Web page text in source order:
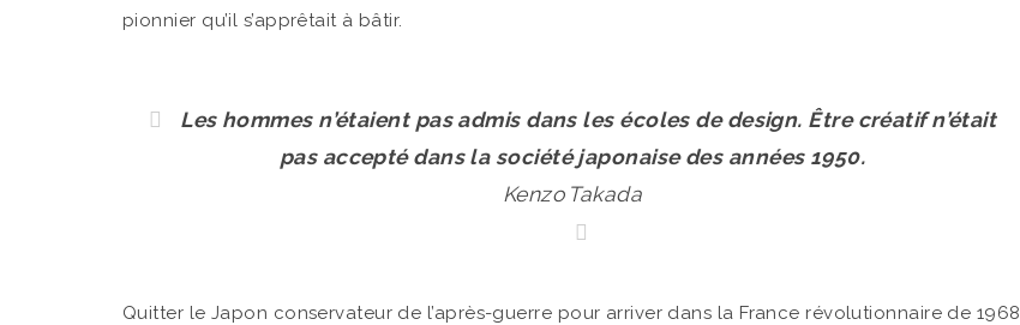
pionnier qu’il s’apprêtait à bâtir.
Les hommes n’étaient pas admis dans les écoles de design. Être créatif n’était
pas accepté dans la société japonaise des années 1950.
Kenzo Takada
Quitter le Japon conservateur de l’après-guerre pour arriver dans la France révolutionnaire de 1968